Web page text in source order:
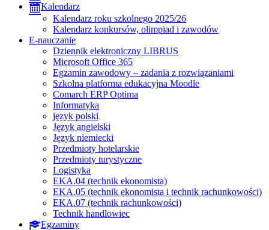
Kalendarz
Kalendarz roku szkolnego 2025/26
Kalendarz konkursów, olimpiad i zawodów
E-nauczanie
Dziennik elektroniczny LIBRUS
Microsoft Office 365
Egzamin zawodowy – zadania z rozwiązaniami
Szkolna platforma edukacyjna Moodle
Comarch ERP Optima
Informatyka
język polski
Język angielski
Język niemiecki
Przedmioty hotelarskie
Przedmioty turystyczne
Logistyka
EKA.04 (technik ekonomista)
EKA.05 (technik ekonomista i technik rachunkowości)
EKA.07 (technik rachunkowości)
Technik handlowiec
Egzaminy